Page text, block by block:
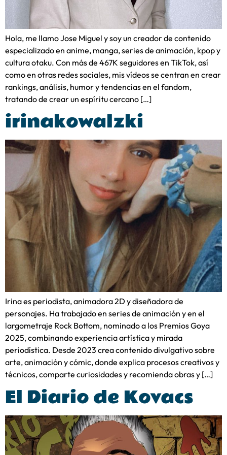
Hola, me llamo Jose Miguel y soy un creador de contenido
especializado en anime, manga, series de animación, kpop y
cultura otaku. Con más de 467K seguidores en TikTok, así
como en otras redes sociales, mis vídeos se centran en crear
rankings, análisis, humor y tendencias en el fandom,
tratando de crear un espíritu cercano […]
irinakowalzki
Irina es periodista, animadora 2D y diseñadora de
personajes. Ha trabajado en series de animación y en el
largometraje Rock Bottom, nominado a los Premios Goya
2025, combinando experiencia artística y mirada
periodística. Desde 2023 crea contenido divulgativo sobre
arte, animación y cómic, donde explica procesos creativos y
técnicos, comparte curiosidades y recomienda obras y […]
El Diario de Kovacs